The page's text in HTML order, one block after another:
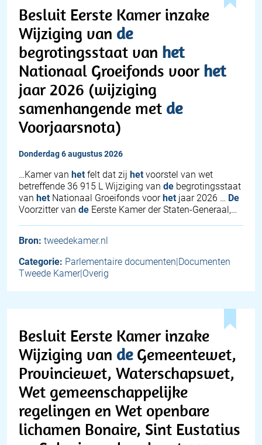
Besluit Eerste Kamer inzake
Wijziging van de
begrotingsstaat van het
Nationaal Groeifonds voor het
jaar 2026 (wijziging
samenhangende met de
Voorjaarsnota)
donderdag 6 augustus 2026
…Kamer van het felt dat zij het voorstel van wet
betreffende 36 915 L Wijziging van de begrotingsstaat
van het Nationaal Groeifonds voor het jaar 2026 … De
Voorzitter van de Eerste Kamer der Staten-Generaal,…
Bron: tweedekamer.nl
Categorie: Parlementaire documenten|Documenten
Tweede Kamer|Overig
Besluit Eerste Kamer inzake
Wijziging van deGemeentewet,
Provinciewet, Waterschapswet,
Wet gemeenschappelijke
regelingen en Wet openbare
lichamen Bonaire, Sint Eustatius